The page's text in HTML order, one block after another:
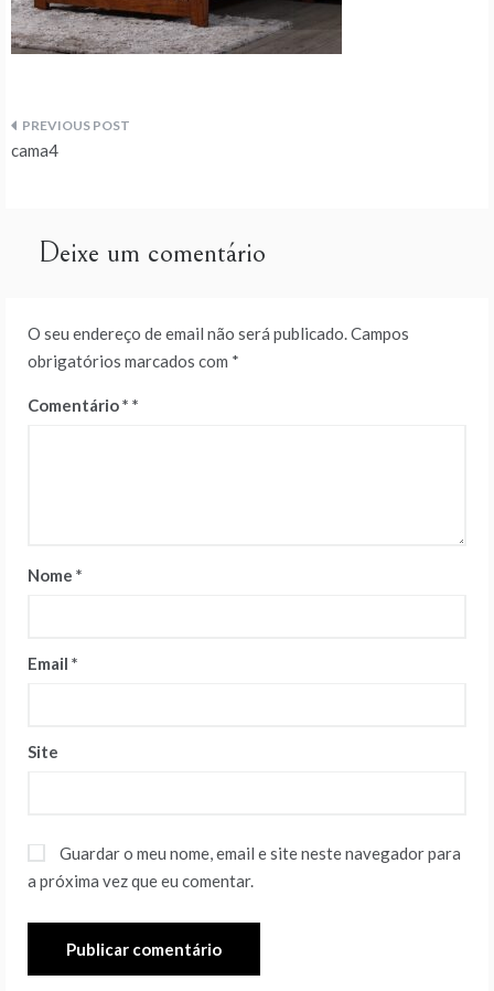
Navegação
artigos
cama4
Deixe um comentário
O seu endereço de email não será publicado.Campos
obrigatórios marcados com *
Comentário*
Nome *
Email *
Site
Guardar o meu nome, email e site neste navegador para
a próxima vez que eu comentar.